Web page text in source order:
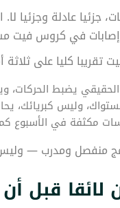
عادلة وجزئيا لا.
إصابات في كروس فيت
كليا على ثلاثة
يضبط الحركات،
مستواك، وليس كبريائك،
مكثفة في الأسبوع
منفصل ومدرب —